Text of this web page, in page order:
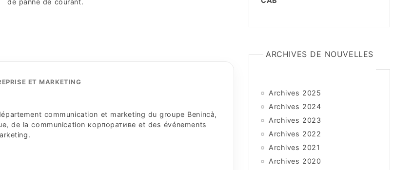
de panne de courant.
ET MARKETING
communication et marketing du groupe Benincà,
de la communication корпоративe et des événements
ARCHIVES DE NOUVELLES
Archives 2025
Archives 2024
Archives 2023
Archives 2022
Archives 2021
Archives 2020